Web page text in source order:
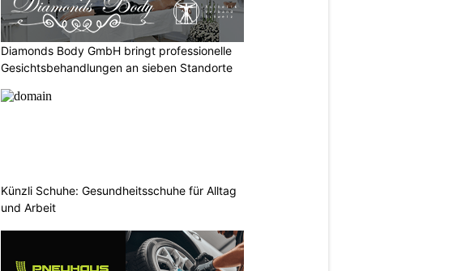
Diamonds Body GmbH bringt professionelle
Gesichtsbehandlungen an sieben Standorte
Künzli Schuhe: Gesundheitsschuhe für Alltag
und Arbeit